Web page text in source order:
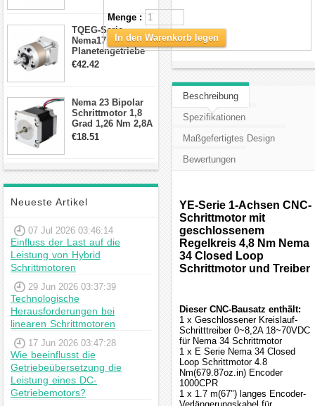
TQEG-Serie
Nema17
Planetengetriebe
10:1 Spiel 15Arc-
€42.42
Nema 23 Bipolar
Schrittmotor 1,8
Grad 1,26 Nm 2,8A
2,5V 4 Drähte
€18.51
Neueste Artikel
07 Jul 2026 03:46:14
Einfluss der Last auf die
Leistung von Hybrid
Schrittmotoren
29 Jun 2026 03:37:39
Technologische
Herausforderungen bei
linearen Schrittmotoren
17 Jun 2026 03:47:28
Wie beeinflusst die
Getriebeübersetzung die
Leistung eines DC-
Getriebemotors?
Menge :
In den Warenkorb legen
Beschreibung
Spezifikationen
Maßgefertigtes Design
Bewertungen
YE-Serie 1-Achsen CNC-
Schrittmotor mit
geschlossenem
Regelkreis 4,8 Nm Nema
34 Closed Loop
Schrittmotor und Treiber
Dieser CNC-Bausatz enthält:
1 x Geschlossener Kreislauf-
Schritttreiber 0~8,2A 18~70VDC
für Nema 34 Schrittmotor
1 x E Serie Nema 34 Closed
Loop Schrittmotor 4.8
Nm(679.87oz.in) Encoder
1000CPR
1 x 1.7 m(67") langes Encoder-